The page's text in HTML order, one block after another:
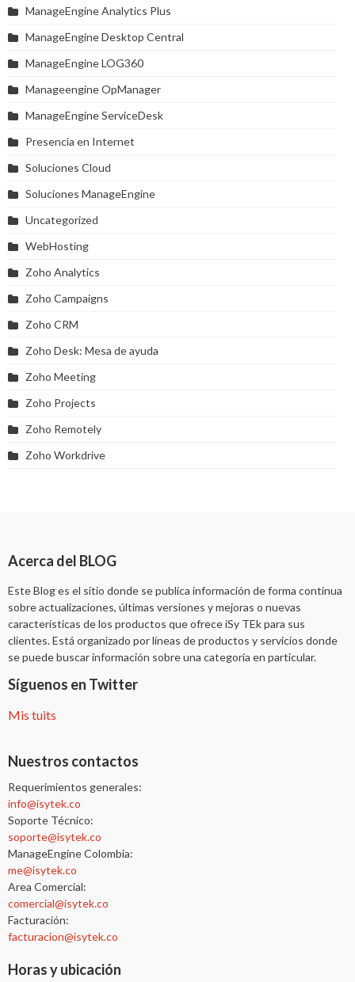
ManageEngine Analytics Plus
ManageEngine Desktop Central
ManageEngine LOG360
Manageengine OpManager
ManageEngine ServiceDesk
Presencia en Internet
Soluciones Cloud
Soluciones ManageEngine
Uncategorized
WebHosting
Zoho Analytics
Zoho Campaigns
Zoho CRM
Zoho Desk: Mesa de ayuda
Zoho Meeting
Zoho Projects
Zoho Remotely
Zoho Workdrive
Acerca del BLOG
Este Blog es el sitio donde se publica información de forma continua
sobre actualizaciones, últimas versiones y mejoras o nuevas
características de los productos que ofrece iSy TEk para sus
clientes. Está organizado por líneas de productos y servicios donde
se puede buscar información sobre una categoría en particular.
Síguenos en Twitter
Mis tuits
Nuestros contactos
Requerimientos generales:
info@isytek.co
Soporte Técnico:
soporte@isytek.co
ManageEngine Colombia:
me@isytek.co
Area Comercial:
comercial@isytek.co
Facturación:
facturacion@isytek.co
Horas y ubicación